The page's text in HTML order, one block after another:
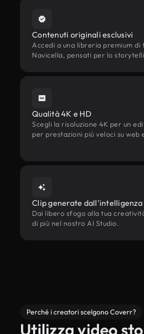
Contenuti originali esclusivi
Accedi a una libreria premium
Navicella, pensati per lo
Qualità 4K e HD
Scegli la risoluzione 4K per un
per prestazioni più veloci su web
Clip generate
Dai libero sfogo alla tua
di più nel nostro AI Studio.
Perché i creatori scelgono Coverr?
Utilizza video